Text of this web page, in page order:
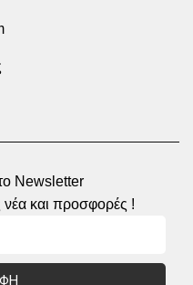
Newsletter
νέα και προσφορές !